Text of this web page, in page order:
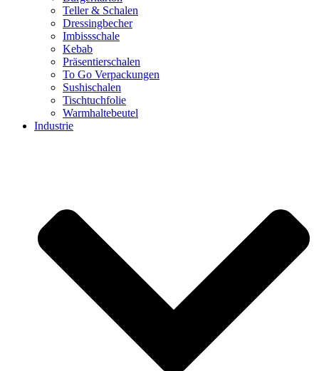
Teller & Schalen
Dressingbecher
Imbissschale
Kebab
Präsentierschalen
To Go Verpackungen
Sushischalen
Tischtuchfolie
Warmhaltebeutel
Industrie